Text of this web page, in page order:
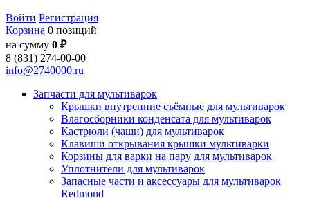
Войти Регистрация
Корзина 0 позиций
на сумму 0 ₽
8 (831) 274-00-00
info@2740000.ru
Запчасти для мультиварок
Крышки внутренние съёмные для мультиварок
Влагосборники конденсата для мультиварок
Кастрюли (чаши) для мультиварок
Клавиши открывания крышки мультиварки
Корзины для варки на пару для мультиварок
Уплотнители для мультиварок
Запасные части и аксессуары для мультиварок
Redmond